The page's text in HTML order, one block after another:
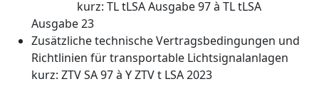
kurz: TL tLSA Ausgabe 97 à TL tLSA
Ausgabe 23
Zusätzliche technische Vertragsbedingungen und
Richtlinien für transportable Lichtsignalanlagen
kurz: ZTV SA 97 à Y ZTV t LSA 2023